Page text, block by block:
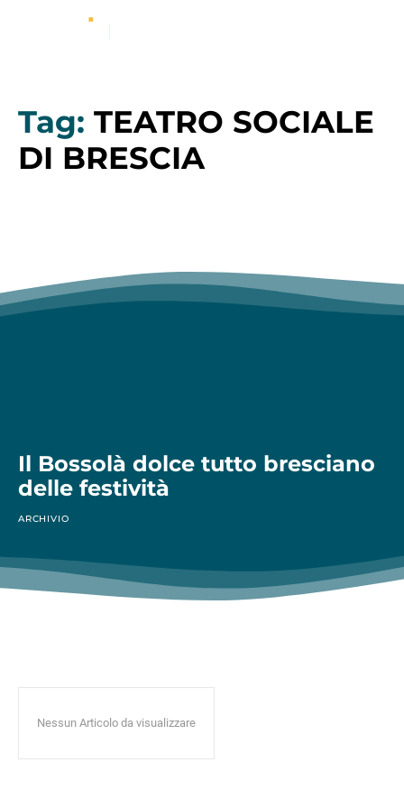
Tag: TEATRO SOCIALE
DI BRESCIA
Il Bossolà dolce tutto bresciano
delle festività
ARCHIVIO
Nessun Articolo da visualizzare